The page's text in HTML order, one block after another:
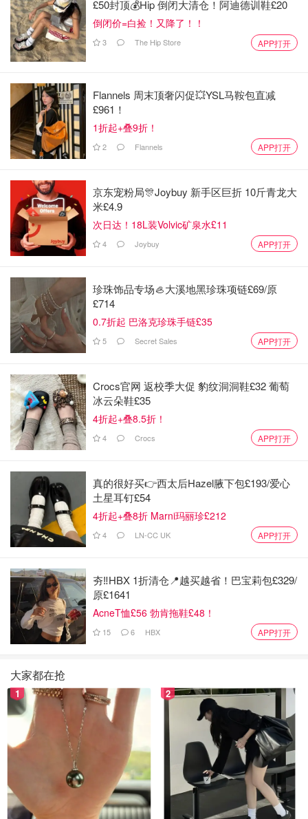
太多小缝连接处
Contigo 水杯大牌，大人小孩都都有，普通塑料的，不锈钢
保温杯，选择特别多。
£50封顶💰Hip 倒闭大清仓！阿迪德训鞋£20
倒闭价=白捡！又降了！！
3 The Hip Store APP打开
Flannels 周末顶奢闪促💥YSL马鞍包直减
£961！
1折起+叠9折！
2 Flannels APP打开
京东宠粉局🎊Joybuy 新手区巨折 10斤青龙大
米£4.9
次日达！18L装Volvic矿泉水£11
4 Joybuy APP打开
珍珠饰品专场🦪大溪地黑珍珠项链£69/原
£714
0.7折起 巴洛克珍珠手链£35
5 Secret Sales APP打开
Crocs官网 返校季大促 豹纹洞洞鞋£32 葡萄
冰云朵鞋£35
4折起+叠8.5折！
4 Crocs APP打开
真的很好买👉西太后Hazel腋下包£193/爱心
土星耳钉£54
4折起+叠8折 Marni玛丽珍£212
4 LN-CC UK APP打开
夯‼️HBX 1折清仓📍越买越省！巴宝莉包£329/
原£1641
AcneT恤£56 勃肯拖鞋£48！
15 6 HBX APP打开
大家都在抢
1 2